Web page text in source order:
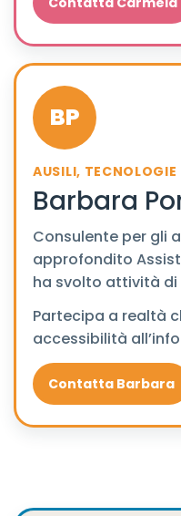
BP
AUSILI,
Barbara
Consulente per gli
approfondito
ha svolto attività di
Partecipa a realtà
accessibilità
Contatta Barbara